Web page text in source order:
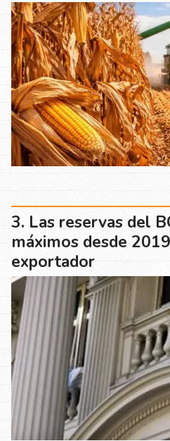
Las reservas del
máximos desde
exportador